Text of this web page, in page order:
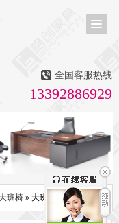
经理办公桌
全国客服热线
13392886929
班椅» 大班椅CH-102A